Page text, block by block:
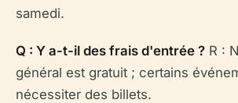
samedi.
Q : Y a-t-il des frais d'entrée ? R :
général est gratuit ; certains
nécessiter des billets.